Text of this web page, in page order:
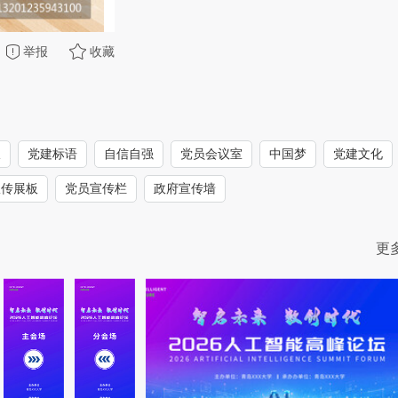
举报 收藏
党建标语 自信自强 党员会议室 中国梦 党建文化
展板 党员宣传栏 政府宣传墙
更